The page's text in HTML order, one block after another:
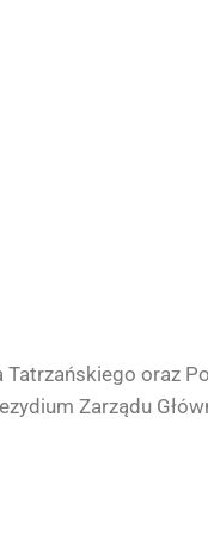
Tatrzańskiego oraz
Zarządu